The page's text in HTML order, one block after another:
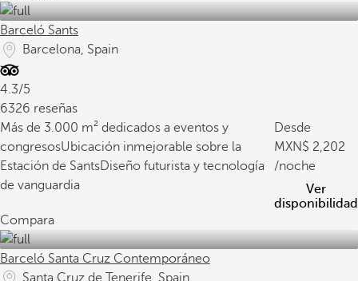
Barceló Sants
Barcelona, Spain
4.3/5
6326 reseñas
Más de 3.000 m² dedicados a eventos y
congresosUbicación inmejorable sobre la
Estación de SantsDiseño futurista y tecnología
de vanguardia
Desde
2,202
/noche
Ver
disponibilidad
Compara
Barceló Santa Cruz Contemporáneo
Santa Cruz de Tenerife, Spain